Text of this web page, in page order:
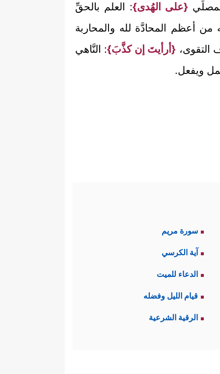
{على الهُدى}: العلم بالحقِّ
أعظم المحادَّة لله والمحاربة
التقوى، {أرأيتَ إن كذَّبَ}: النَّاهي
ويفعل.
سورة مريم
آية الكرسي
الدعاء للميت
قيام الليل وفضله
الرقية الشرعية